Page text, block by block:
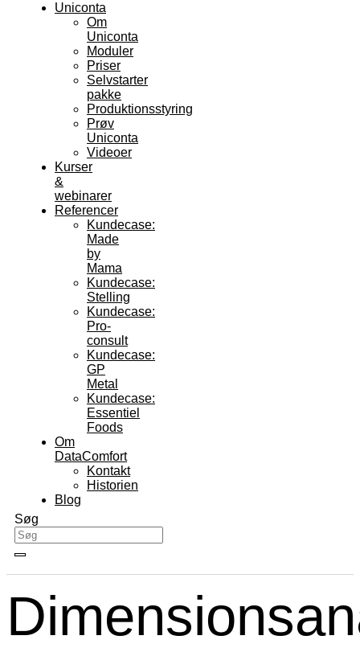
Uniconta
Om
Uniconta
Moduler
Priser
Selvstarter
pakke
Produktionsstyring
Prøv
Uniconta
Videoer
Kurser
&
webinarer
Referencer
Kundecase:
Made
by
Mama
Kundecase:
Stelling
Kundecase:
Pro-
consult
Kundecase:
GP
Metal
Kundecase:
Essentiel
Foods
Om
DataComfort
Kontakt
Historien
Blog
Søg